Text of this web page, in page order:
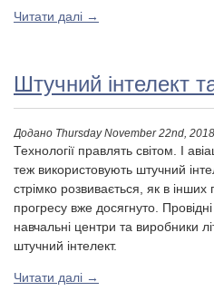
Читати далі →
Штучний інтелект
Додано Thursday November 22nd, 2018
Технології правлять світом. І
теж використовують штучний
стрімко розвивається, як в
прогресу вже досягнуто. Провідні
навчальні центри та виробники
штучний інтелект.
Читати далі →